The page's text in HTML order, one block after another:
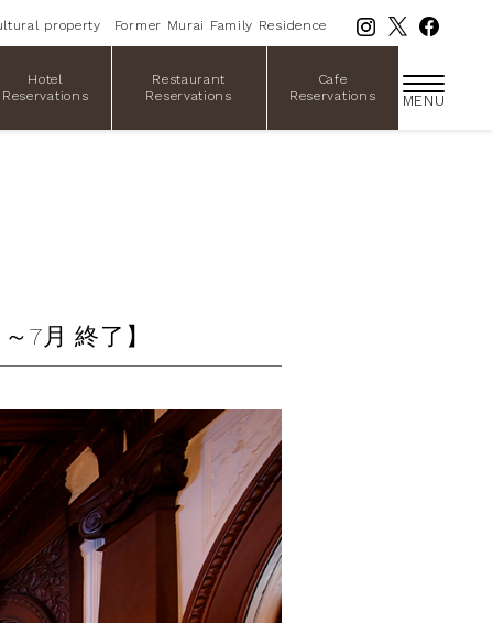
property Former Murai Family Residence
Hotel
Reservations
Restaurant
Reservations
Cafe
Reservations
MENU
7月 終了】